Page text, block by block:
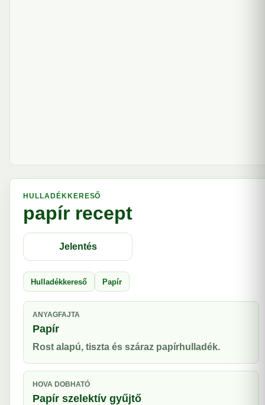
HULLADÉKKERESŐ
papír recept
Jelentés
Hulladékkereső Papír
ANYAGFAJTA
Papír
Rost alapú, tiszta és száraz papírhulladék.
HOVA DOBHATÓ
Papír szelektív gyűjtő